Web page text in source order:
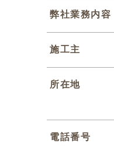
弊社業務内容
施工主
所在地
電話番号